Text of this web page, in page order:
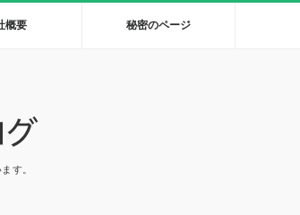
概要 秘密のページ
す。